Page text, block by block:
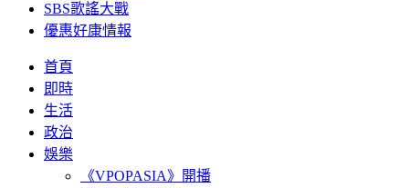
SBS歌謠大戰
優惠好康情報
首頁
即時
生活
政治
娛樂
《VPOPASIA》開播